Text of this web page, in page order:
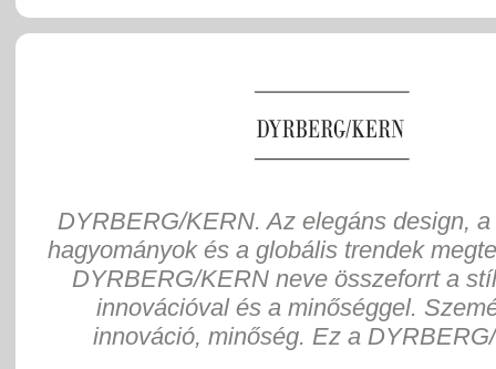
DYRBERG/KERN. Az elegáns design,
hagyományok és a globális trendek
DYRBERG/KERN neve összeforrt a
innovációval és a minőséggel.
innováció, minőség. Ez a